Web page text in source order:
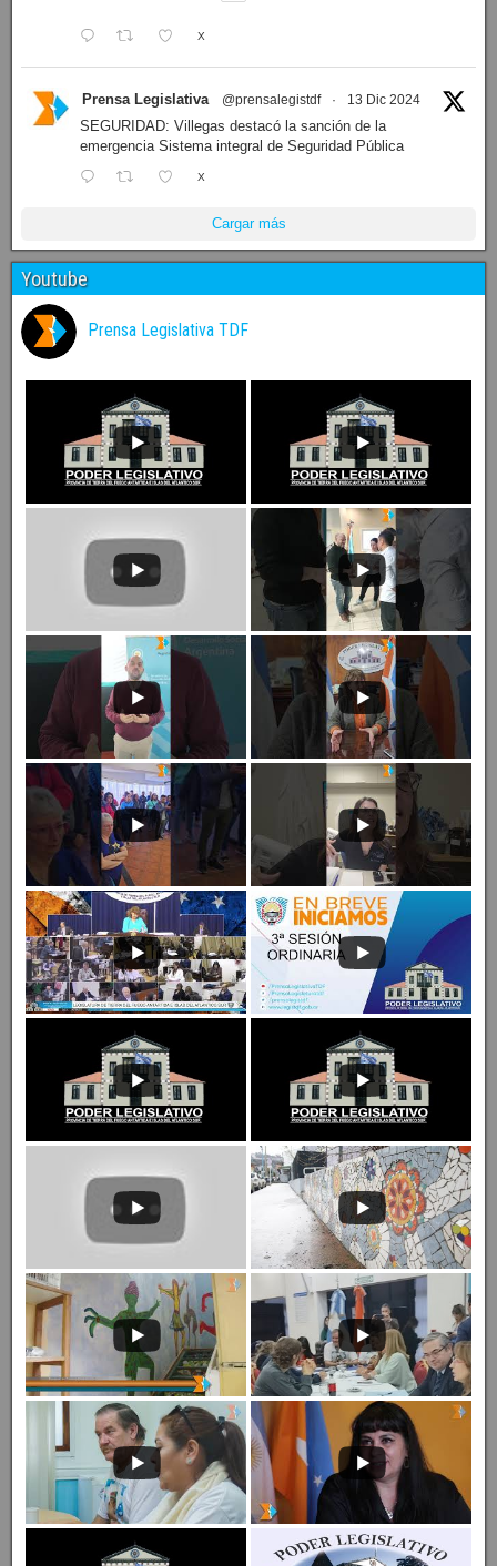
X
Prensa Legislativa @prensalegistdf · 13 Dic 2024
SEGURIDAD: Villegas destacó la sanción de la
emergencia Sistema integral de Seguridad Pública
X
Cargar más
Youtube
Prensa Legislativa TDF